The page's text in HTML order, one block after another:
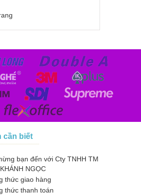
cần biết
bạn đến với Cty TNHH TM
NGỌC
thức giao hàng
thức thanh toán